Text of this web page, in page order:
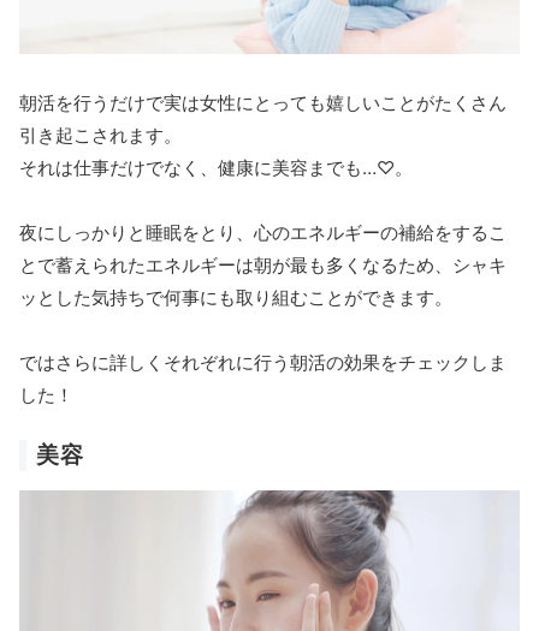
朝活を行うだけで実は女性にとっても嬉しいことがたくさん
引き起こされます。
それは仕事だけでなく、健康に美容までも…♡。
夜にしっかりと睡眠をとり、心のエネルギーの補給をするこ
とで蓄えられたエネルギーは朝が最も多くなるため、シャキ
ッとした気持ちで何事にも取り組むことができます。
ではさらに詳しくそれぞれに行う朝活の効果をチェックしま
した！
美容